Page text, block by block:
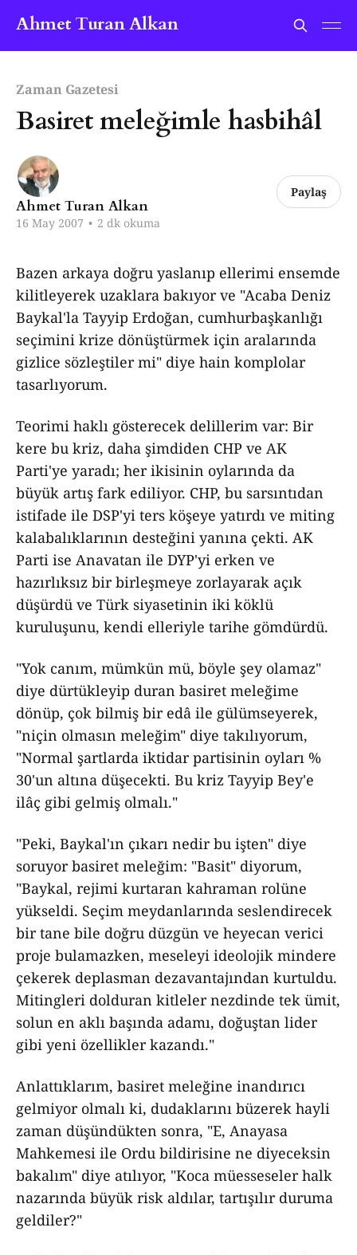
Ahmet Turan Alkan
Zaman Gazetesi
Basiret meleğimle hasbihâl
Ahmet Turan Alkan
16 May 2007 • 2 dk okuma
Paylaş
Bazen arkaya doğru yaslanıp ellerimi ensemde
kilitleyerek uzaklara bakıyor ve "Acaba Deniz
Baykal'la Tayyip Erdoğan, cumhurbaşkanlığı
seçimini krize dönüştürmek için aralarında
gizlice sözleştiler mi" diye hain komplolar
tasarlıyorum.
Teorimi haklı gösterecek delillerim var: Bir
kere bu kriz, daha şimdiden CHP ve AK
Parti'ye yaradı; her ikisinin oylarında da
büyük artış fark ediliyor. CHP, bu sarsıntıdan
istifade ile DSP'yi ters köşeye yatırdı ve miting
kalabalıklarının desteğini yanına çekti. AK
Parti ise Anavatan ile DYP'yi erken ve
hazırlıksız bir birleşmeye zorlayarak açık
düşürdü ve Türk siyasetinin iki köklü
kuruluşunu, kendi elleriyle tarihe gömdürdü.
"Yok canım, mümkün mü, böyle şey olamaz"
diye dürtükleyip duran basiret meleğime
dönüp, çok bilmiş bir edâ ile gülümseyerek,
"niçin olmasın meleğim" diye takılıyorum,
"Normal şartlarda iktidar partisinin oyları %
30'un altına düşecekti. Bu kriz Tayyip Bey'e
ilâç gibi gelmiş olmalı."
"Peki, Baykal'ın çıkarı nedir bu işten" diye
soruyor basiret meleğim: "Basit" diyorum,
"Baykal, rejimi kurtaran kahraman rolüne
yükseldi. Seçim meydanlarında seslendirecek
bir tane bile doğru düzgün ve heyecan verici
proje bulamazken, meseleyi ideolojik mindere
çekerek deplasman dezavantajından kurtuldu.
Mitingleri dolduran kitleler nezdinde tek ümit,
solun en aklı başında adamı, doğuştan lider
gibi yeni özellikler kazandı."
Anlattıklarım, basiret meleğine inandırıcı
gelmiyor olmalı ki, dudaklarını büzerek hayli
zaman düşündükten sonra, "E, Anayasa
Mahkemesi ile Ordu bildirisine ne diyeceksin
bakalım" diye atılıyor, "Koca müesseseler halk
nazarında büyük risk aldılar, tartışılır duruma
geldiler?"